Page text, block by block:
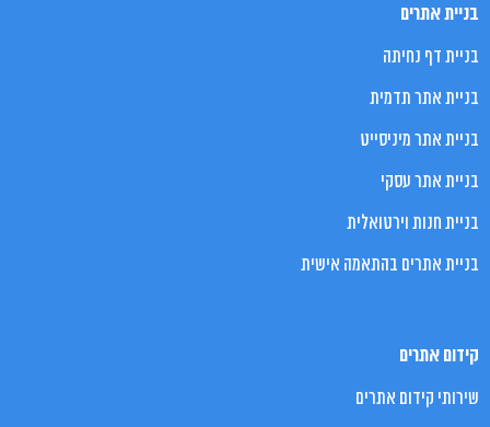
בניית אתרים
בניית דף נחיתה
בניית אתר תדמית
בניית אתר מיניסייט
בניית אתר עסקי
בניית חנות וירטואלית
בניית אתרים בהתאמה אישית
קידום אתרים
שירותי קידום אתרים